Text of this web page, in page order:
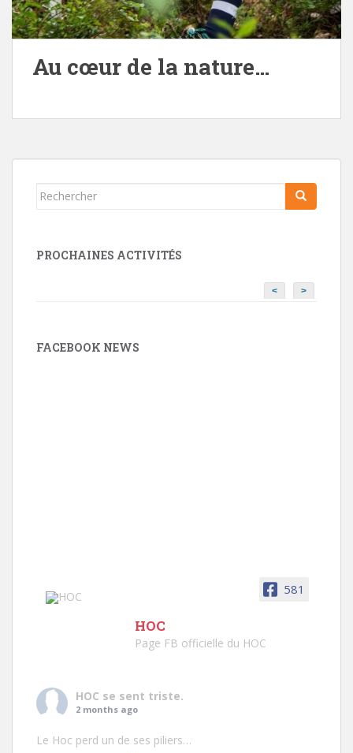
Au cœur de la nature…
Rechercher...
PROCHAINES ACTIVITÉS
< >
FACEBOOK NEWS
581
HOC
Page FB officielle du HOC
HOC se sent triste.
2 months ago
Le Hoc perd un de ses piliers…